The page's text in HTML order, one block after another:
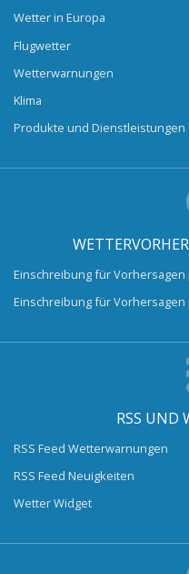
Wetter in Europa
Flugwetter
Wetterwarnungen
Klima
Produkte und Dienstleistungen
Einschreibung für Vorhersagen
Einschreibung für Vorhersagen
RSS UND
RSS Feed Wetterwarnungen
RSS Feed Neuigkeiten
Wetter Widget